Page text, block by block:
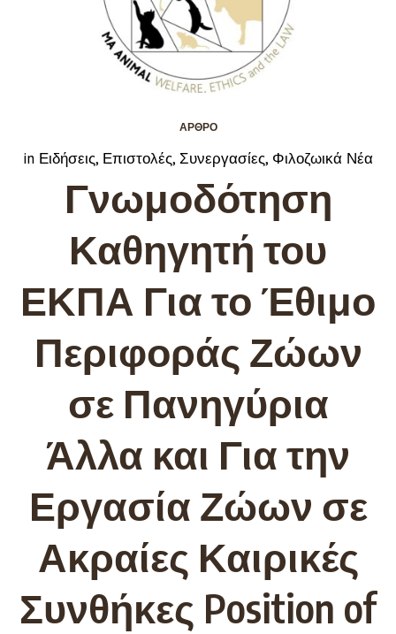
ΆΡΘΡΟ
in Ειδήσεις, Επιστολές, Συνεργασίες, Φιλοζωικά Νέα
Γνωμοδότηση
Καθηγητή του
ΕΚΠΑ Για το Έθιμο
Περιφοράς Ζώων
σε Πανηγύρια
Άλλα και Για την
Εργασία Ζώων σε
Ακραίες Καιρικές
Συνθήκες Position of